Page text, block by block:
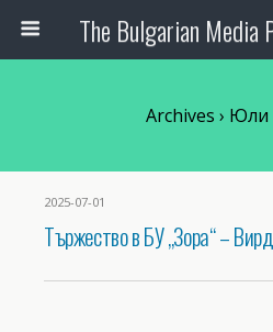
Archives › Юли
2025-07-01
Тържество в БУ „Зора“ –